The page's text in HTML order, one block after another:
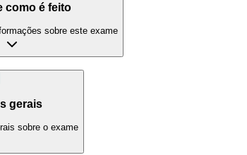
como é feito
sobre este exame
gerais
sobre o exame